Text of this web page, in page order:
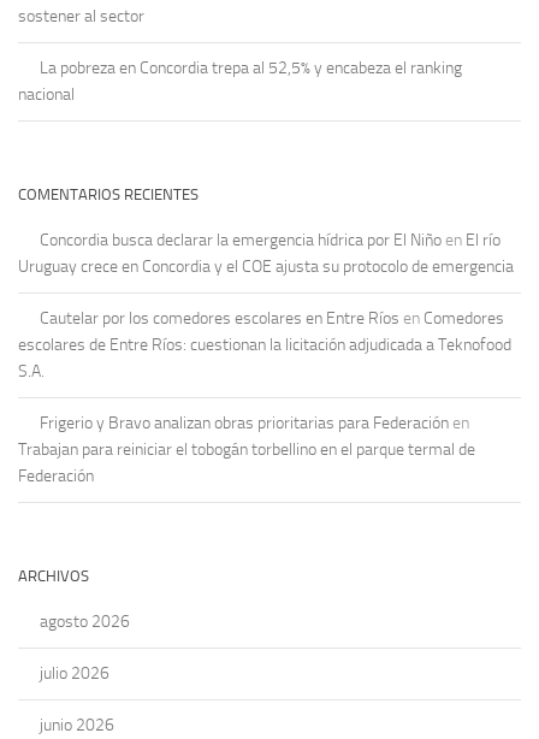
sostener al sector
La pobreza en Concordia trepa al 52,5% y encabeza el ranking
nacional
COMENTARIOS RECIENTES
Concordia busca declarar la emergencia hídrica por El Niño en El río
Uruguay crece en Concordia y el COE ajusta su protocolo de emergencia
Cautelar por los comedores escolares en Entre Ríos en Comedores
escolares de Entre Ríos: cuestionan la licitación adjudicada a Teknofood
S.A.
Frigerio y Bravo analizan obras prioritarias para Federación en
Trabajan para reiniciar el tobogán torbellino en el parque termal de
Federación
ARCHIVOS
agosto 2026
julio 2026
junio 2026